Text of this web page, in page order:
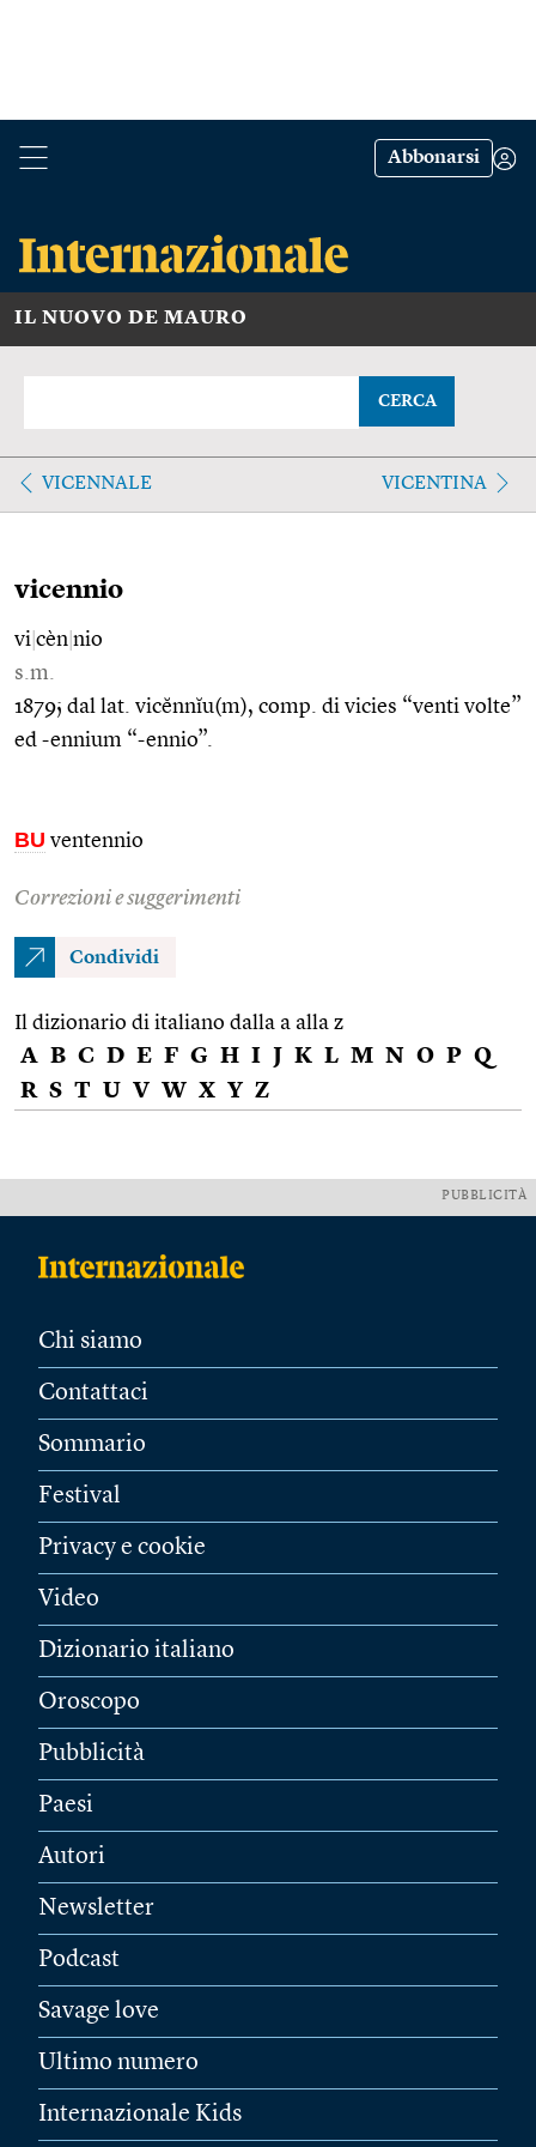
Abbonarsi
IL NUOVO DE MAURO
CERCA
VICENNALE VICENTINA
vicennio
vi cèn nio
s.m.
1879; dal lat. vicĕnnĭu(m), comp. di vicies “venti volte”
ed -ennium “-ennio”.
BU ventennio
Correzioni e suggerimenti
Condividi
Il dizionario di italiano dalla a alla z
A B C D E F G H I J K L M N O P Q
R S T U V W X Y Z
PUBBLICITÀ
Chi siamo
Contattaci
Sommario
Festival
Privacy e cookie
Video
Dizionario italiano
Oroscopo
Pubblicità
Paesi
Autori
Newsletter
Podcast
Savage love
Ultimo numero
Internazionale Kids